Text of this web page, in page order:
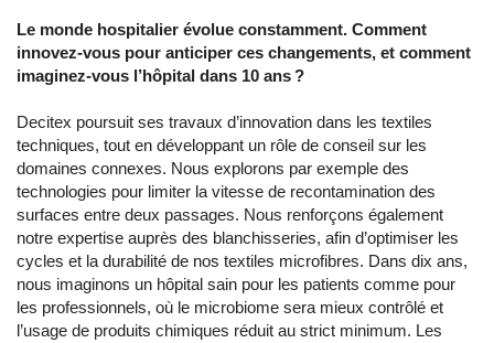
Le monde hospitalier évolue constamment. Comment
innovez-vous pour anticiper ces changements, et comment
imaginez-vous l’hôpital dans 10 ans ?
Decitex poursuit ses travaux d’innovation dans les textiles
techniques, tout en développant un rôle de conseil sur les
domaines connexes. Nous explorons par exemple des
technologies pour limiter la vitesse de recontamination des
surfaces entre deux passages. Nous renforçons également
notre expertise auprès des blanchisseries, afin d’optimiser les
cycles et la durabilité de nos textiles microfibres. Dans dix ans,
nous imaginons un hôpital sain pour les patients comme pour
les professionnels, où le microbiome sera mieux contrôlé et
l’usage de produits chimiques réduit au strict minimum. Les